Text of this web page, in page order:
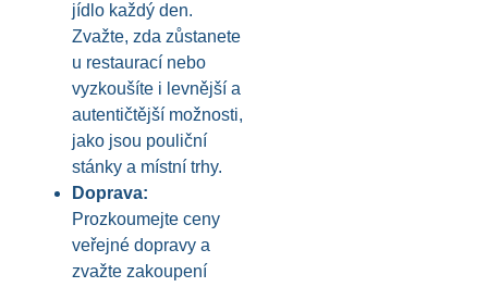
jídlo každý den.
Zvažte, zda zůstanete
u restaurací nebo
vyzkoušíte i levnější a
autentičtější možnosti,
jako jsou pouliční
stánky a místní trhy.
Doprava:
Prozkoumejte ceny
veřejné dopravy a
zvažte zakoupení